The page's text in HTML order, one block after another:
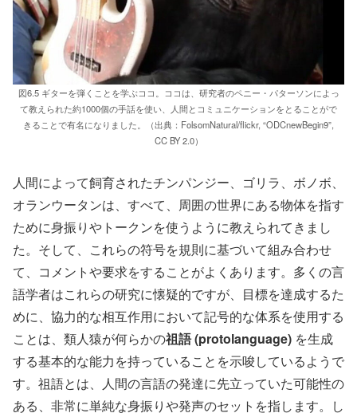
図6.5 ギターを弾くことを学ぶココ。ココは、研究者のペニー・パターソンによっ
て教えられた約1000個の手話を使い、人間とコミュニケーションをとることがで
きることで有名になりました。（出典：FolsomNatural/flickr, “ODCnewBegin9”,
CC BY 2.0）
人間によって飼育されたチンパンジー、ゴリラ、ボノボ、
オランウータンは、すべて、周囲の世界にある物体を指す
ために身振りやトークンを使うように教えられてきまし
た。そして、これらの符号を規則に基づいて組み合わせ
て、コメントや要求をすることがよくあります。多くの言
語学者はこれらの研究に懐疑的ですが、目標を達成するた
めに、協力的な相互作用において記号的な体系を使用する
ことは、類人猿が何らかの祖語 (protolanguage) を生成
する基本的な能力を持っていることを示唆しているようで
す。祖語とは、人間の言語の発達に先立っていた可能性の
ある、非常に単純な身振りや発声のセットを指します。し